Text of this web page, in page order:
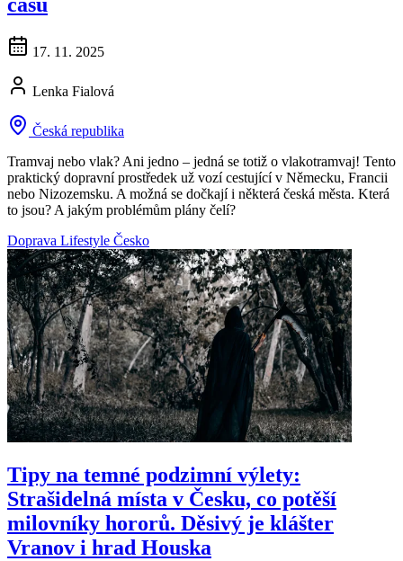
17. 11. 2025
Lenka Fialová
Česká republika
Tramvaj nebo vlak? Ani jedno – jedná se totiž o vlakotramvaj! Tento
praktický dopravní prostředek už vozí cestující v Německu, Francii
nebo Nizozemsku. A možná se dočkají i některá česká města. Která
to jsou? A jakým problémům plány čelí?
Doprava Lifestyle Česko
Tipy na temné podzimní výlety:
Strašidelná místa v Česku, co potěší
milovníky hororů. Děsivý je klášter
Vranov i hrad Houska